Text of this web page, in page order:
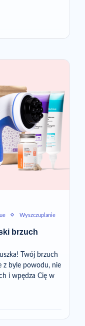
Wyszczuplanie
brzuch
Twój brzuch
z byle powodu, nie
i wpędza Cię w